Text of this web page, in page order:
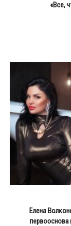
«Все,
Елена
первооснова